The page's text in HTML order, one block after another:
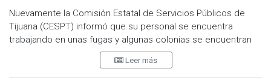
Nuevamente la Comisión Estatal de Servicios Públicos de
Tijuana (CESPT) informó que su personal se encuentra
trabajando en unas fugas y algunas colonias se encuentran
sin el servicio del agua.
Las colonias afectada son Morelos, Madero, Dávila, Gabilondo
Leer más